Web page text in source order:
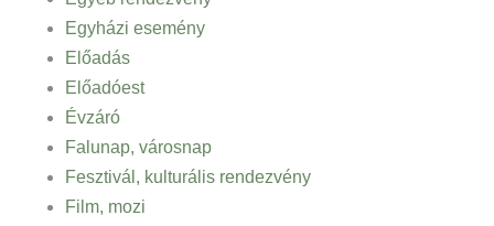
Egyházi esemény
Előadás
Előadóest
Évzáró
Falunap, városnap
Fesztivál, kulturális rendezvény
Film, mozi